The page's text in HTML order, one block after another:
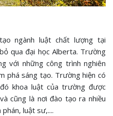
ngành luật chất lượng tại
qua đại học Alberta. Trường
với những công trình nghiên
phá sáng tạo. Trường hiện có
khoa luật của trường được
cũng là nơi đào tạo ra nhiều
luật sư,....